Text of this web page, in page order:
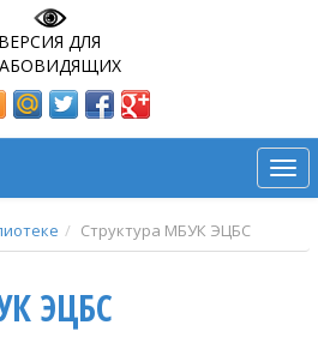
ВЕРСИЯ ДЛЯ
Структура МБУК ЭЦБС
ЭЦБС